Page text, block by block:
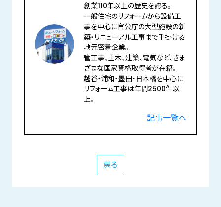
創業110年以上の歴史を誇る。
一般住宅のリフォームから設備工
事を中心に官公庁の大型施設の新
築・リニューアル工事まで手掛ける
地元密着企業。
管工事、土木、建築、電気など、さま
ざまな国家資格取得者が在籍。
越谷・浦和・墨田・日本橋を中心に
リフォーム工事は年間2500件以
上。
記事一覧へ
戻る